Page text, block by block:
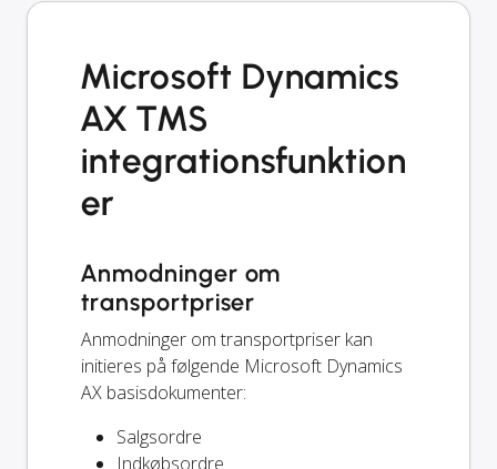
Microsoft Dynamics
AX TMS
integrationsfunktion
er
Anmodninger om
transportpriser
Anmodninger om transportpriser kan
initieres på følgende Microsoft Dynamics
AX basisdokumenter:
Salgsordre
Indkøbsordre